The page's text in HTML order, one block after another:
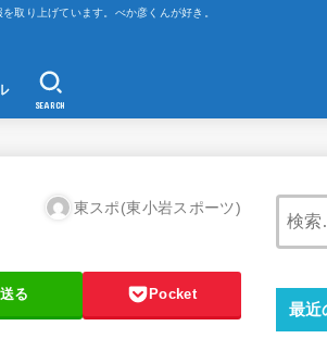
取り上げています。べか彦くんが好き。
SEARCH
東スポ(東小岩スポーツ)
送る Pocket
最近